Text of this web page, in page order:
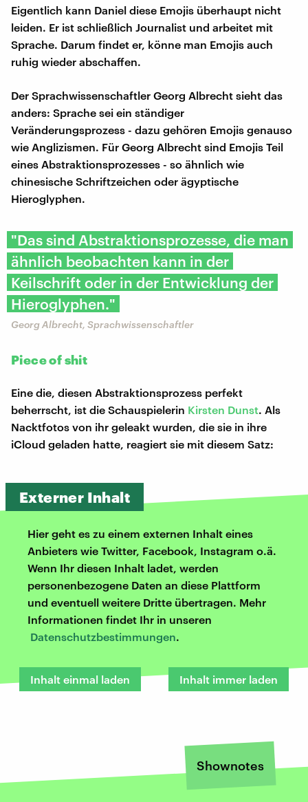
Eigentlich kann Daniel diese Emojis überhaupt nicht
leiden. Er ist schließlich Journalist und arbeitet mit
Sprache. Darum findet er, könne man Emojis auch
ruhig wieder abschaffen.
Der Sprachwissenschaftler Georg Albrecht sieht das
anders: Sprache sei ein ständiger
Veränderungsprozess - dazu gehören Emojis genauso
wie Anglizismen. Für Georg Albrecht sind Emojis Teil
eines Abstraktionsprozesses - so ähnlich wie
chinesische Schriftzeichen oder ägyptische
Hieroglyphen.
"Das sind Abstraktionsprozesse, die man
ähnlich beobachten kann in der
Keilschrift oder in der Entwicklung der
Hieroglyphen."
Georg Albrecht, Sprachwissenschaftler
Piece of shit
Eine die, diesen Abstraktionsprozess perfekt
beherrscht, ist die Schauspielerin Kirsten Dunst. Als
Nacktfotos von ihr geleakt wurden, die sie in ihre
iCloud geladen hatte, reagiert sie mit diesem Satz:
Externer Inhalt
Hier geht es zu einem externen Inhalt eines
Anbieters wie Twitter, Facebook, Instagram o.ä.
Wenn Ihr diesen Inhalt ladet, werden
personenbezogene Daten an diese Plattform
und eventuell weitere Dritte übertragen. Mehr
Informationen findet Ihr in unseren
Datenschutzbestimmungen.
Inhalt einmal laden Inhalt immer laden
Shownotes